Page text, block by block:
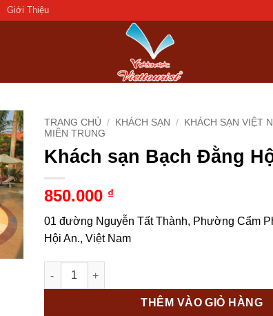
Giới Thiệu
to
TRANG CHỦ / KHÁCH SẠN / KHÁCH SẠN VIỆT
MIỀN TRUNG
Khách sạn Bạch Đằng
850.000 ₫
01 đường Nguyễn Tất Thành, Phường Cẩm
Hội An., Việt Nam
Khách sạn Bạch Đằng Hội An số lượng
THÊM VÀO GIỎ HÀNG